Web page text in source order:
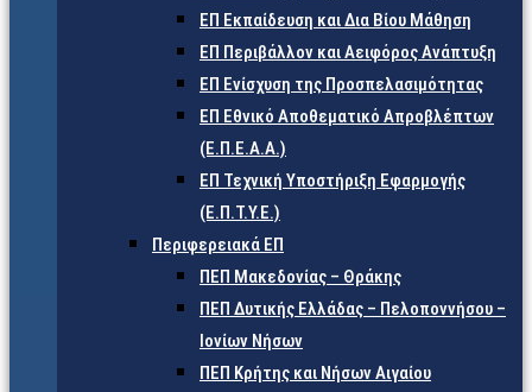
ΕΠ Εκπαίδευση και Δια Βίου Μάθηση
ΕΠ Περιβάλλον και Αειφόρος Ανάπτυξη
ΕΠ Ενίσχυση της Προσπελασιμότητας
ΕΠ Εθνικό Αποθεματικό Απροβλέπτων
(Ε.Π.Ε.Α.Α.)
ΕΠ Τεχνική Υποστήριξη Εφαρμογής
(Ε.Π.Τ.Υ.Ε.)
Περιφερειακά ΕΠ
ΠΕΠ Μακεδονίας – Θράκης
ΠΕΠ Δυτικής Ελλάδας – Πελοποννήσου –
Ιονίων Νήσων
ΠΕΠ Κρήτης και Νήσων Αιγαίου